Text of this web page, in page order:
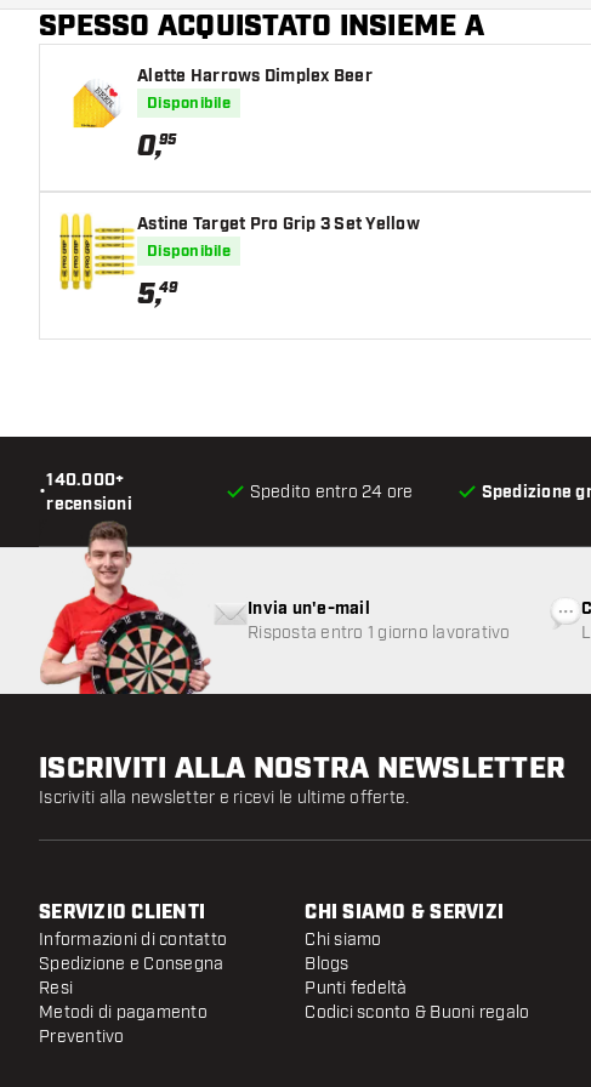
Colore principale
SPESSO ACQUISTATO INSIEME A
Alette Harrows Dimplex Beer
Disponibile
0,95
Astine Target Pro Grip 3 Set Yellow
Disponibile
5,49
•
140.000+
recensioni
Spedito entro 24 ore Spedizione
Invia un'e-mail
Risposta entro 1 giorno lavorativo
ISCRIVITI ALLA NOSTRA NEWSLETTER
Iscriviti alla newsletter e ricevi le ultime offerte.
SERVIZIO CLIENTI
Informazioni di contatto
Spedizione e Consegna
Resi
Metodi di pagamento
Preventivo
CHI SIAMO & SERVIZI
Chi siamo
Blogs
Punti fedeltà
Codici sconto & Buoni regalo